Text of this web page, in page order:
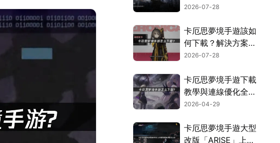
境設定完整攻略！
2026-07-28
卡厄思夢境手遊該如
何下載？解決方案與
效能強化指引！
2026-07-28
卡厄思夢境手遊下載
教學與連線優化全攻
略！
2026-04-29
卡厄思夢境手遊大型
改版「ARISE」上